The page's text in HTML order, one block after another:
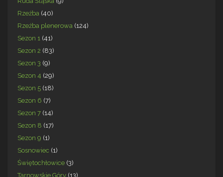
Rzeźba (40)
Rzeźba plenerowa (124)
Sezon 1 (41)
Sezon 2 (83)
Sezon 3 (9)
Sezon 4 (29)
Sezon 5 (18)
Sezon 6 (7)
Sezon 7 (14)
Sezon 8 (17)
Sezon 9 (1)
Sosnowiec (1)
Świętochłowice (3)
Tarnowskie Góry (13)